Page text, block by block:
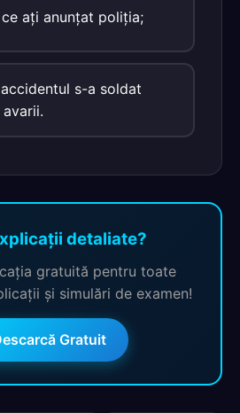
ați anunțat poliția;
s-a soldat
detaliate?
gratuită pentru toate
și simulări de examen!
Gratuit